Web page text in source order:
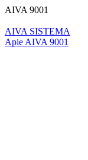
AIVA 9001
AIVA SISTEMA
Apie AIVA 9001